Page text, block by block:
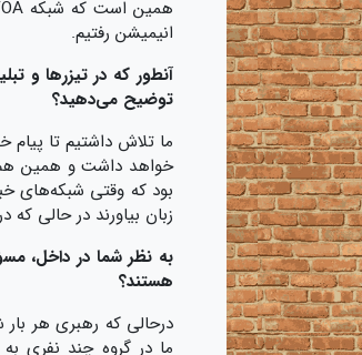
انیمیشن رفتیم.
آنطور که در تیزرها و
توضیح می‌دهید؟
ما تلاش داشتیم تا پیام
بود که وقتی شبکه‌های
زبان بیاورند در حالی
به نظر شما در داخل،
هستند؟
درحالی که رهبری هر
ما در گروه چند نفری